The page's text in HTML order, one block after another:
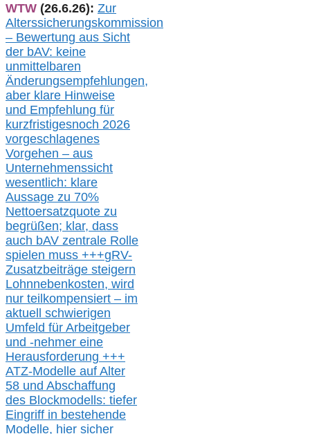
WTW (26.6.26): Zur
Alterssicherungskommission
– Bewertung aus Sicht
der bAV: keine
unmittelbaren
Änderungsempfehlungen,
aber klare Hinweise
und Empfehlung für
kurzfristigesnoch 2026
vorgeschlagenes
Vorgehen – aus
Unternehmenssicht
wesentlich: klare
Aussage zu 70%
Nettoersatzquote zu
begrüßen; klar, dass
auch bAV zentrale Rolle
spielen muss +++gRV-
Zusatzbeiträge steigern
Lohnnebenkosten, wird
nur teilkompensiert – im
aktuell schwierigen
Umfeld für Arbeitgeber
und -nehmer eine
Herausforderung +++
ATZ-Modelle auf Alter
58 und Abschaffung
des Blockmodells: tiefer
Eingriff in bestehende
Modelle, hier sicher